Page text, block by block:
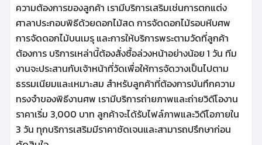
ความต้องการของลูกค้า เรามีบริการเสริมเช่นการตกแต่ง
ศาลาประกอบพิธีด้วยดอกไม้สด การจัดดอกไม้รอบหีบศพ
การจัดดอกไม้บนเมรุ และการให้บริการพระตามวัดที่ลูกค้า
ต้องการ บริการเหล่านี้ต้องสั่งซื้อล่วงหน้าอย่างน้อย 1 วัน ทีม
งานจะประสานกับเจ้าหน้าที่วัดเพื่อให้การจัดวางเป็นไปตาม
ธรรมเนียมและเหมาะสม สำหรับลูกค้าที่ต้องการบันทึกความ
ทรงจำของพิธีงานศพ เรามีบริการถ่ายภาพและถ่ายวิดีโองาน
ราคาเริ่ม 3,000 บาท ลูกค้าจะได้รับไฟล์ภาพและวิดีโอภายใน
3 วัน ทุกบริการเสริมมีราคาชัดเจนและสามารถปรึกษาก่อน